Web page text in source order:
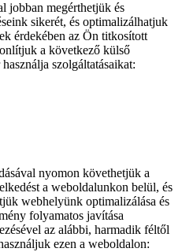
jobban megérthetjük és
sikerét, és optimalizálhatjuk
érdekében az Ön titkosított
a következő külső
szolgáltatásaikat:
nyomon követhetjük a
a weboldalunkon belül, és
webhelyünk optimalizálása és
folyamatos javítása
az alábbi, harmadik féltől
ezen a weboldalon: